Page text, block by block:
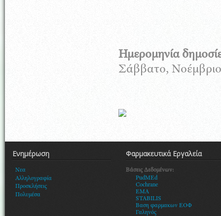
Ημερομηνία
Σάββατο,
Ενημέρωση
Νεα
Αλληλογραφία
Προσκλήσεις
Πολυμέσα
Φαρμακευτικά Εργαλεία
Βάσεις Δεδομένων:
PudMEd
Cochrane
EMA
STABILIS
Βαση φαρμακων ΕΟΦ
Γαληνός